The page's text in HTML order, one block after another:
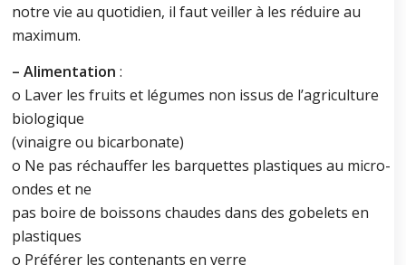
notre vie au quotidien, il faut veiller à les réduire au
maximum.
– Alimentation:
o Laver les fruits et légumes non issus de l’agriculture
biologique
(vinaigre ou bicarbonate)
o Ne pas réchauffer les barquettes plastiques au micro-
ondes et ne
pas boire de boissons chaudes dans des gobelets en
plastiques
o Préférer les contenants en verre